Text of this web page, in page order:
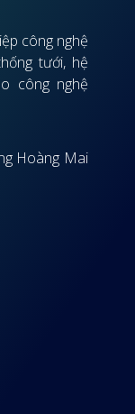
công nghệ
tưới, hệ
công nghệ
Hoàng Mai